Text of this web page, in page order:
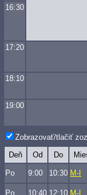
16:30
17:20
18:10
19:00
Zobrazovať/tlačiť
Deň Od Do
Po 9:00 10:30 M-I
Po 10:40 12:10 M-I